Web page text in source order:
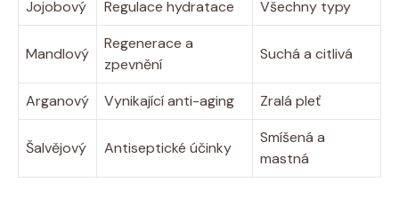
Jojobový Regulace hydratace Všechny typy
Mandlový
Regenerace a
zpevnění
Suchá a citlivá
Arganový Vynikající anti-aging Zralá pleť
Šalvějový Antiseptické účinky
Smíšená a
mastná